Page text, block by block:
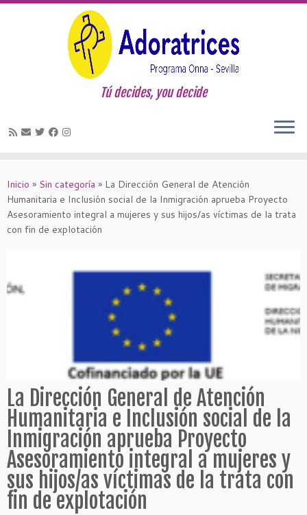
contenido
Tú decides, you decide
Inicio » Sin categoría » La Dirección General de Atención
Humanitaria e Inclusión social de la Inmigración aprueba Proyecto
Asesoramiento integral a mujeres y sus hijos/as víctimas de la trata
con fin de explotación
La Dirección General de Atención
Humanitaria e Inclusión social de la
Inmigración aprueba Proyecto
Asesoramiento integral a mujeres y
sus hijos/as víctimas de la trata con
fin de explotación